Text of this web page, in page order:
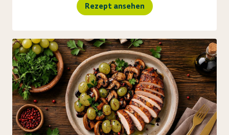
Rezept ansehen